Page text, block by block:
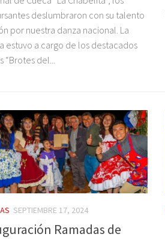
deslumbraron con su talento
por nuestra danza nacional. La
estuvo a cargo de los destacados
“Brotes del...
SEPTIEMBRE 17, 2024
Ramadas de